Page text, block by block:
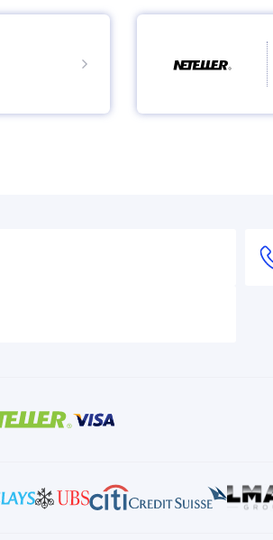
compte fourni
de frais
ouvrables.
Dépôt